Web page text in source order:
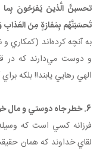
تحسبنَّ الَّذينَ يَفرَحُونَ بِما
تَحسَبَنَّهُم بِمَفازةٍ مِنَ العَذابِ
به آنچه كرده‌اند
و دوست مي‌دارند كه در
الهي رهايي يابند!! بلكه
6. خطر جاه دوستي و مال خواهي
فرزانه كسي است كه
لقاي خداوند كه همان